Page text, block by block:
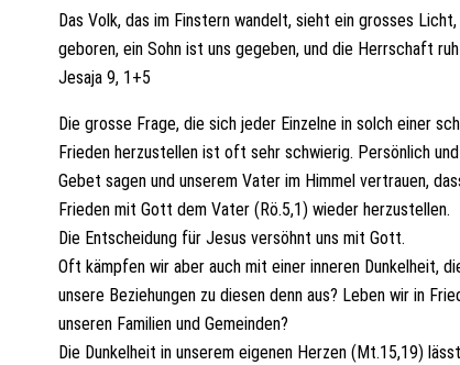
Das Volk, das im Finstern wandelt, sieht ein grosses
geboren, ein Sohn ist uns gegeben, und die Herrschaft
Jesaja 9, 1+5
Die grosse Frage, die sich jeder Einzelne in solch einer
Frieden herzustellen ist oft sehr schwierig. Persönlich
Gebet sagen und unserem Vater im Himmel vertrauen,
Frieden mit Gott dem Vater (Rö.5,1) wieder herzustellen.
Die Entscheidung für Jesus versöhnt uns mit Gott.
Oft kämpfen wir aber auch mit einer inneren Dunkelheit,
unsere Beziehungen zu diesen denn aus? Leben wir in
unseren Familien und Gemeinden?
Die Dunkelheit in unserem eigenen Herzen (Mt.15,19)